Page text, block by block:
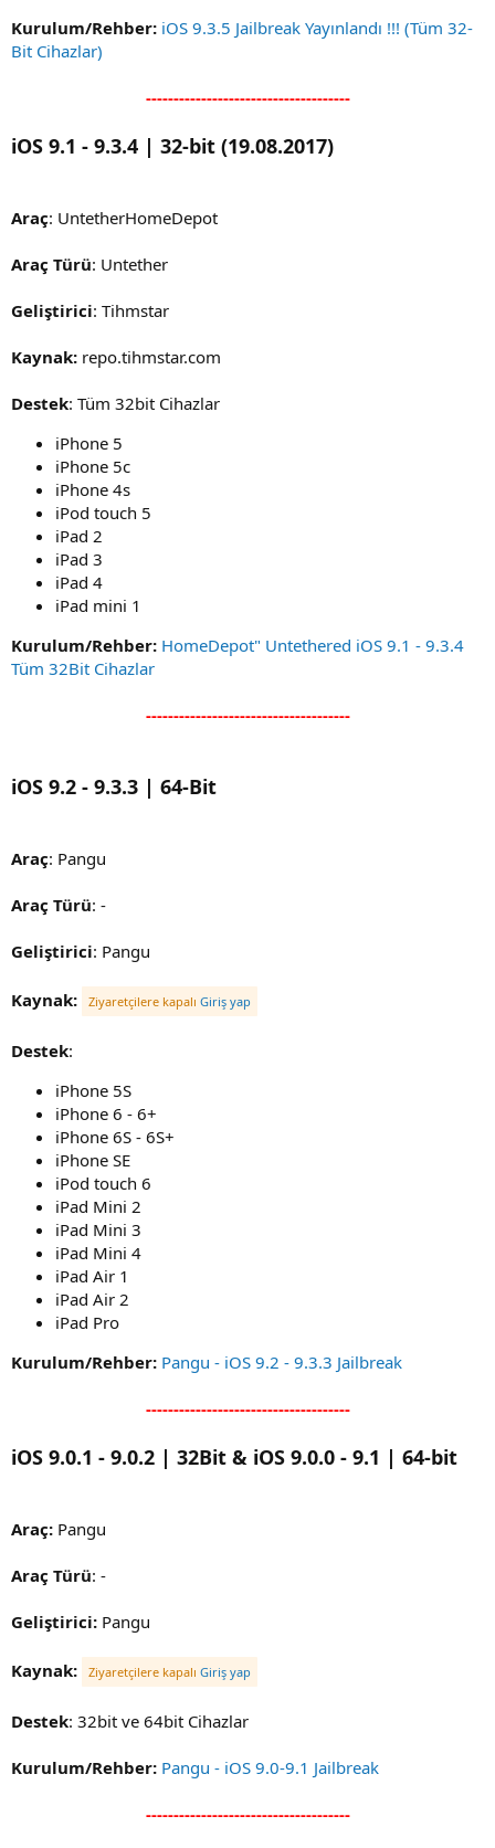
Kurulum/Rehber: iOS 9.3.5 Jailbreak Yayınlandı !!! (Tüm 32-
Bit Cihazlar)
-------------------------------------
iOS 9.1 - 9.3.4 | 32-bit (19.08.2017)
Araç: UntetherHomeDepot
Araç Türü: Untether
Geliştirici: Tihmstar
Kaynak: repo.tihmstar.com
Destek: Tüm 32bit Cihazlar
iPhone 5
iPhone 5c
iPhone 4s
iPod touch 5
iPad 2
iPad 3
iPad 4
iPad mini 1
Kurulum/Rehber: HomeDepot" Untethered iOS 9.1 - 9.3.4
Tüm 32Bit Cihazlar
-------------------------------------
iOS 9.2 - 9.3.3 | 64-Bit
Araç: Pangu
Araç Türü: -
Geliştirici: Pangu
Kaynak: Ziyaretçilere kapalı Giriş yap
Destek:
iPhone 5S
iPhone 6 - 6+
iPhone 6S - 6S+
iPhone SE
iPod touch 6
iPad Mini 2
iPad Mini 3
iPad Mini 4
iPad Air 1
iPad Air 2
iPad Pro
Kurulum/Rehber: Pangu - iOS 9.2 - 9.3.3 Jailbreak
-------------------------------------
iOS 9.0.1 - 9.0.2 | 32Bit & iOS 9.0.0 - 9.1 | 64-bit
Araç: Pangu
Araç Türü: -
Geliştirici: Pangu
Kaynak: Ziyaretçilere kapalı Giriş yap
Destek: 32bit ve 64bit Cihazlar
Kurulum/Rehber: Pangu - iOS 9.0-9.1 Jailbreak
-------------------------------------